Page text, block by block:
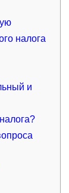
налога
и